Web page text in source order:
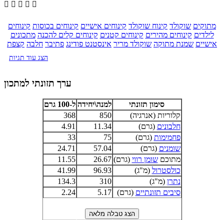
    
מתוקים שוקולד קינוח שוקולד קינוחים אישיים קינוחים בכוסות קינוחים
לילדים קינוחים מהירים קינוחים קטנים קינוחים קלים להכנה מתכונים
אישיים שמנת מתוקה שוקולד מריר אינסטנט פודינג פתיבר חלבה קצפת
הצג עוד תגיות
ערך תזונתי למתכון
סימון תזונתי למנה\יחידה ל-100 גרם
קלוריות (אנרגיה)
850
368
חלבונים (גרם) 11.34
4.91
פחמימות (גרם) 75
33
שומנים (גרם) 57.04
24.71
מתוכםשומן רווי (גרם) 26.67
11.55
כולסטרול (מ"ג) 96.93
41.99
נתרן (מ"ג) 310
134.3
סיבים תזונתיים (גרם) 5.17
2.24